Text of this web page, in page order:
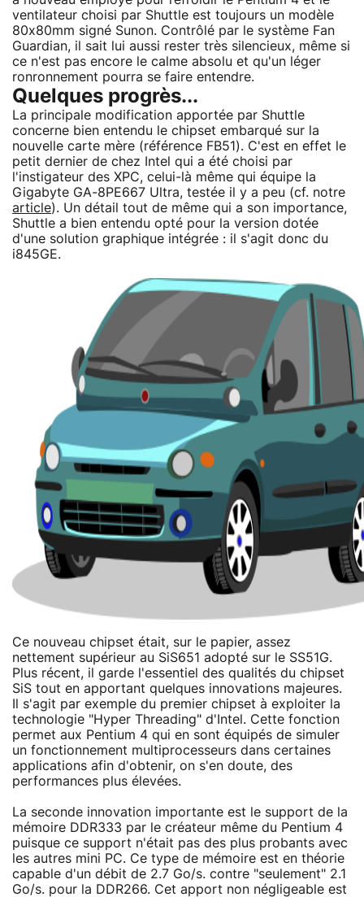
ventilateur choisi par Shuttle est toujours un modèle
80x80mm signé Sunon. Contrôlé par le système Fan
Guardian, il sait lui aussi rester très silencieux, même si
ce n'est pas encore le calme absolu et qu'un léger
ronronnement pourra se faire entendre.
Quelques progrès...
La principale modification apportée par Shuttle
concerne bien entendu le chipset embarqué sur la
nouvelle carte mère (référence FB51). C'est en effet le
petit dernier de chez Intel qui a été choisi par
l'instigateur des XPC, celui-là même qui équipe la
Gigabyte GA-8PE667 Ultra, testée il y a peu (cf. notre
article). Un détail tout de même qui a son importance,
Shuttle a bien entendu opté pour la version dotée
d'une solution graphique intégrée : il s'agit donc du
i845GE.
Ce nouveau chipset était, sur le papier, assez
nettement supérieur au SiS651 adopté sur le SS51G.
Plus récent, il garde l'essentiel des qualités du chipset
SiS tout en apportant quelques innovations majeures.
Il s'agit par exemple du premier chipset à exploiter la
technologie "Hyper Threading" d'Intel. Cette fonction
permet aux Pentium 4 qui en sont équipés de simuler
un fonctionnement multiprocesseurs dans certaines
applications afin d'obtenir, on s'en doute, des
performances plus élevées.
La seconde innovation importante est le support de la
mémoire DDR333 par le créateur même du Pentium 4
puisque ce support n'était pas des plus probants avec
les autres mini PC. Ce type de mémoire est en théorie
capable d'un débit de 2.7 Go/s. contre "seulement" 2.1
Go/s. pour la DDR266. Cet apport non négligeable est